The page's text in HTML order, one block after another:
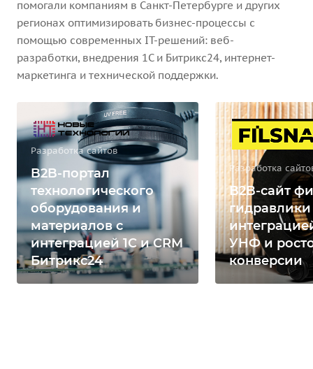
помогали компаниям в Санкт-Петербурге и других
регионах оптимизировать бизнес-процессы с
помощью современных IT-решений: веб-
разработки, внедрения 1С и Битрикс24, интернет-
маркетинга и технической поддержки.
Разработка сайтов
B2B-портал
технологического
оборудования и
материалов с
интеграцией 1С и CRM
Битрикс24
Разработка
B2B-сайт
гидравлики
УНФ и
конверсии